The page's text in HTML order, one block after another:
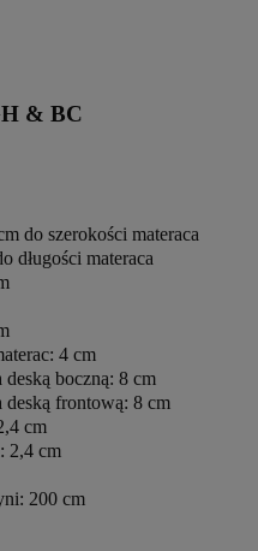
& BC
do szerokości materaca
długości materaca
4 cm
deską boczną: 8 cm
deską frontową: 8 cm
cm
2,4 cm
200 cm